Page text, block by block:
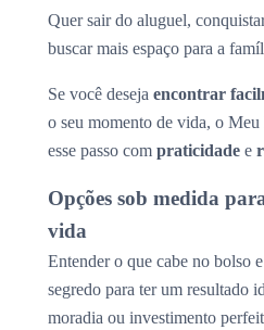
Quer sair do aluguel,
buscar mais espaço para a
Se você deseja encontrar
o seu momento de vida, o
esse passo com praticidade e
Opções sob medida
vida
Entender o que cabe no bolso
segredo para ter um resultado
moradia ou investimento